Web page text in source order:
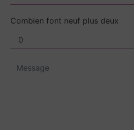
Combien font neuf plus deux